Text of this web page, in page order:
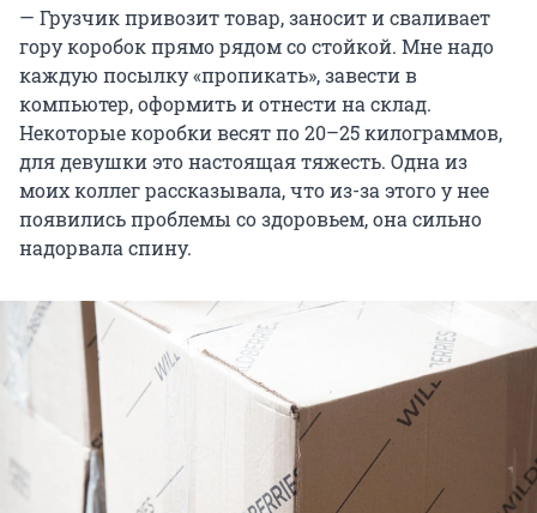
— Грузчик привозит товар, заносит и сваливает
гору коробок прямо рядом со стойкой. Мне надо
каждую посылку «пропикать», завести в
компьютер, оформить и отнести на склад.
Некоторые коробки весят по 20–25 килограммов,
для девушки это настоящая тяжесть. Одна из
моих коллег рассказывала, что из-за этого у нее
появились проблемы со здоровьем, она сильно
надорвала спину.